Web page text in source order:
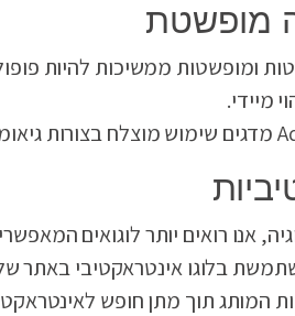
ומופשטות ממשיכות להיות
מיידי.
אנו רואים יותר לוגואים
המותג תוך מתן חופש